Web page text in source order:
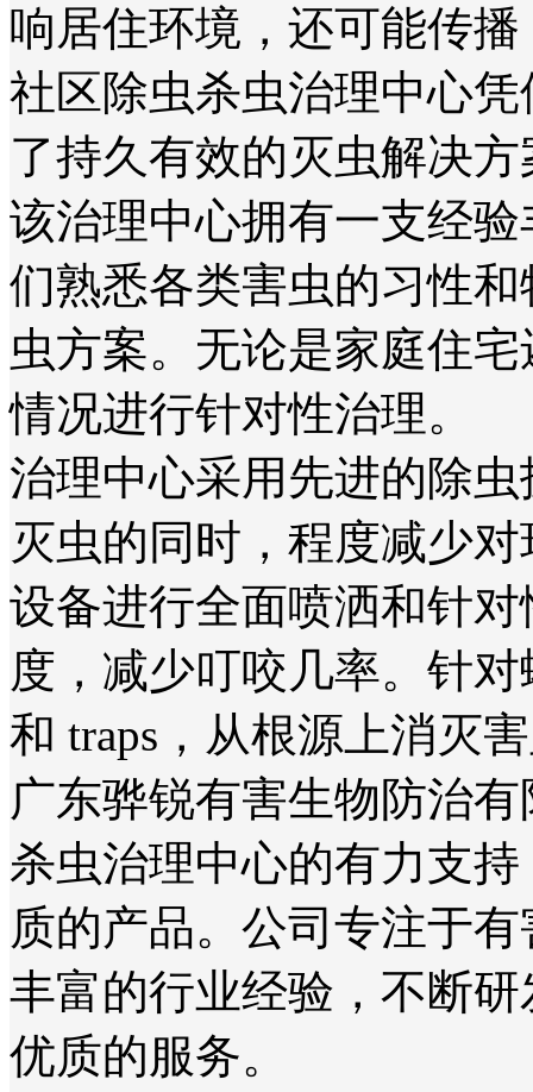
响居住环境，还可能传
社区除虫杀虫治理中心
了持久有效的灭虫解决方
该治理中心拥有一支经
们熟悉各类害虫的习性
虫方案。无论是家庭住
情况进行针对性治理。
治理中心采用先进的除
灭虫的同时，程度减少
设备进行全面喷洒和针
度，减少叮咬几率。针
和 traps，从根源上消灭
广东骅锐有害生物防治
杀虫治理中心的有力支
质的产品。公司专注于
丰富的行业经验，不断
优质的服务。